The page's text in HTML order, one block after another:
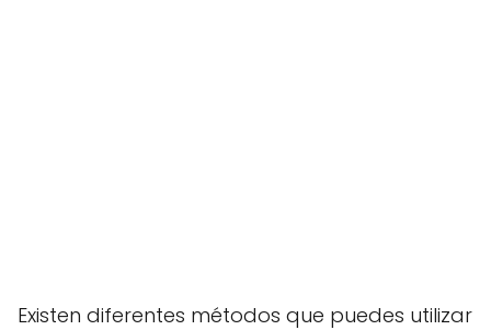
Existen diferentes métodos que puedes utilizar